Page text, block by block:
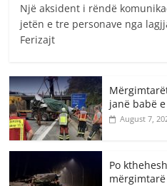
Një aksident i rëndë
jetën e tre personave nga
Ferizajt
janë babë
August 7,
Po